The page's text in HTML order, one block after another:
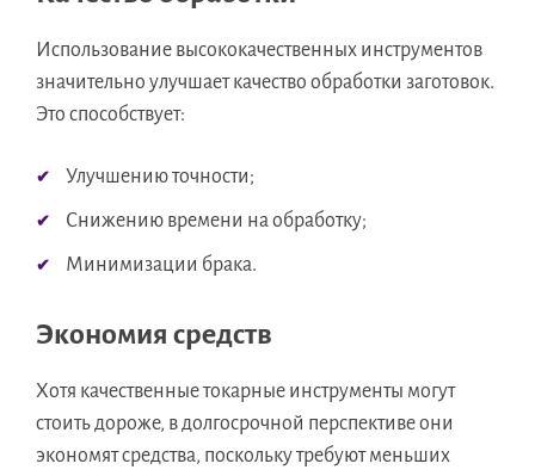
Использование высококачественных инструментов
значительно улучшает качество обработки заготовок.
Это способствует:
Улучшению точности;
Снижению времени на обработку;
Минимизации брака.
Экономия средств
Хотя качественные токарные инструменты могут
стоить дороже, в долгосрочной перспективе они
экономят средства, поскольку требуют меньших